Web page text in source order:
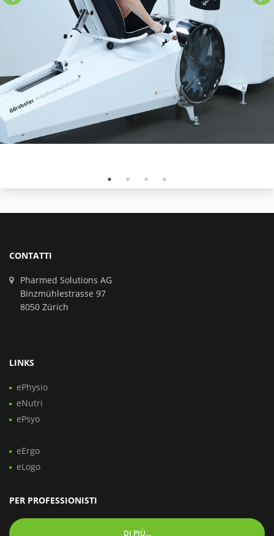
CONTATTI
Pharmed Solutions AG
Binzmühlestrasse 97
8050 Zürich
LINKS
ePhysio
eNutri
ePsyo
eErgo
eLogo
PER PROFESSIONISTI
DI PIÙ...